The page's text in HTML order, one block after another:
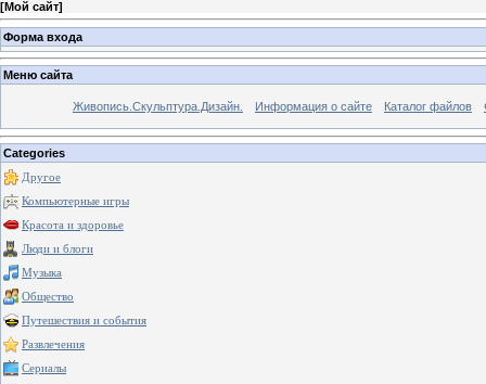
[Мой сайт]
Форма входа
Меню сайта
Живопись.Скульптура.Дизайн. Информация о сайте Каталог файлов
Categories
Другое
Компьютерные игры
Красота и здоровье
Люди и блоги
Музыка
Общество
Путешествия и события
Развлечения
Сериалы